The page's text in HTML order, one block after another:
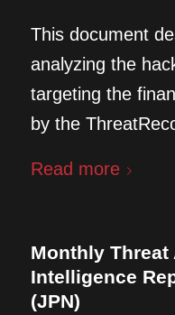
This document
analyzing the
targeting the
by the
Read more
Monthly Threat
Intelligence
(JPN)